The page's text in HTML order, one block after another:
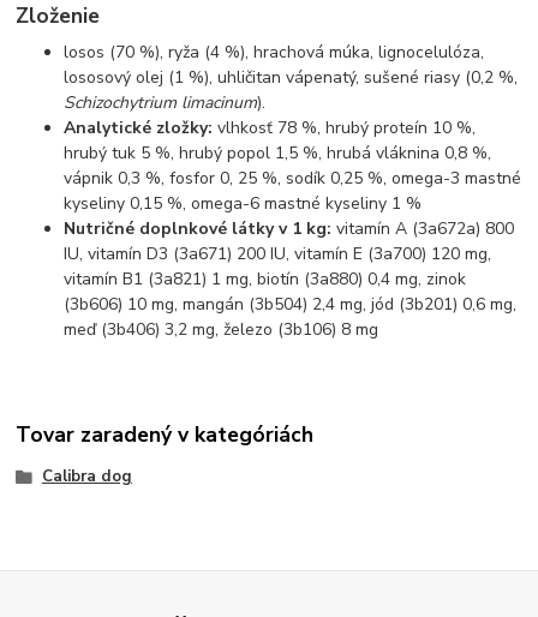
Zloženie
losos (70 %), ryža (4 %), hrachová múka, lignocelulóza,
lososový olej (1 %), uhličitan vápenatý, sušené riasy (0,2 %,
Schizochytrium limacinum).
Analytické zložky: vlhkosť 78 %, hrubý proteín 10 %,
hrubý tuk 5 %, hrubý popol 1,5 %, hrubá vláknina 0,8 %,
vápnik 0,3 %, fosfor 0, 25 %, sodík 0,25 %, omega-3 mastné
kyseliny 0,15 %, omega-6 mastné kyseliny 1 %
Nutričné ​​doplnkové látky v 1 kg: vitamín A (3a672a) 800
IU, vitamín D3 (3a671) 200 IU, vitamín E (3a700) 120 mg,
vitamín B1 (3a821) 1 mg, biotín (3a880) 0,4 mg, zinok
(3b606) 10 mg, mangán (3b504) 2,4 mg, jód (3b201) 0,6 mg,
meď (3b406) 3,2 mg, železo (3b106) 8 mg
Tovar zaradený v kategóriách
Calibra dog